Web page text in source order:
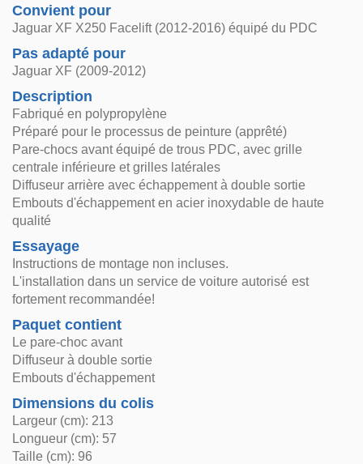
Convient pour
Jaguar XF X250 Facelift (2012-2016) équipé du PDC
Pas adapté pour
Jaguar XF (2009-2012)
Description
Fabriqué en polypropylène
Préparé pour le processus de peinture (apprêté)
Pare-chocs avant équipé de trous PDC, avec grille
centrale inférieure et grilles latérales
Diffuseur arrière avec échappement à double sortie
Embouts d'échappement en acier inoxydable de haute
qualité
Essayage
Instructions de montage non incluses.
L'installation dans un service de voiture autorisé est
fortement recommandée!
Paquet contient
Le pare-choc avant
Diffuseur à double sortie
Embouts d'échappement
Dimensions du colis
Largeur (cm): 213
Longueur (cm): 57
Taille (cm): 96